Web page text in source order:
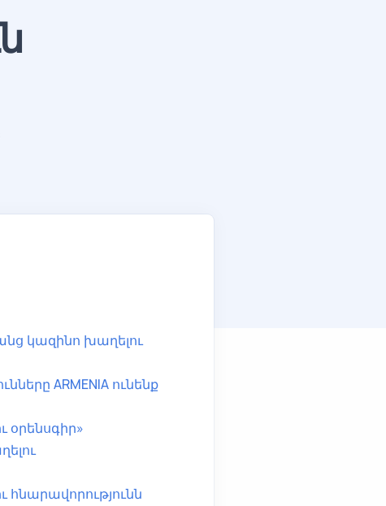
կազինո խաղելու
ARMENIA ունենք